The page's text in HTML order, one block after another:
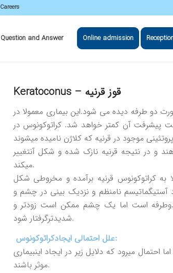
Careers
Question and Answer Online admission
ﻗﻮز ﻗﺮﻧﻴﻪ – Keratoconus
دو طرفه ديده می شود.اين بيماری معمولا در
پيشرفت آن کمتر خواهد شد. کراتوکونوس در
موجود در قرنيه که کلاژن ناميده میشوند
و در نتيجه قرنيه نازک شده و شکل آنتغيير
میکند.
به کراتوکونوس قرنيه برآمده و مخروطی شکل
آستيگماتيسم نامنظم و نزديک بينی در چشم و
دوطرفه است اما يک چشم ممکن است زودتر و
شديدترگرفتار شود.
علل احتمالی ايجادکراتوکونوس:
ميرود که دلايل زير در ايجاد اينبيماری
موثر باشند.